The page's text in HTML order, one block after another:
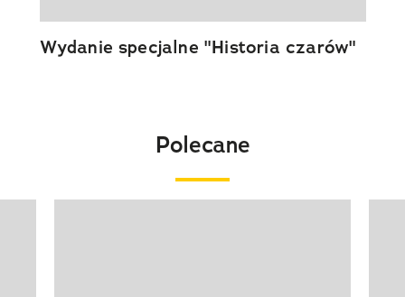
Wydanie specjalne "Historia czarów"
Polecane